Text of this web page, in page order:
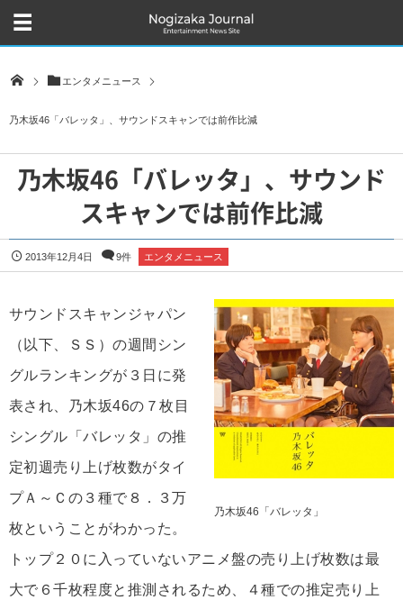
エンタメニュース
乃木坂46「バレッタ」、サウンドスキャンでは前作比減
乃木坂46「バレッタ」、サウンド
スキャンでは前作比減
2013年12月4日 9件 エンタメニュース
乃木坂46「バレッタ」
サウンドスキャンジャパン
（以下、ＳＳ）の週間シン
グルランキングが３日に発
表され、乃木坂46の７枚目
シングル「バレッタ」の推
定初週売り上げ枚数がタイ
プＡ～Ｃの３種で８．３万
枚ということがわかった。
トップ２０に入っていないアニメ盤の売り上げ枚数は最
大で６千枚程度と推測されるため、４種での推定売り上